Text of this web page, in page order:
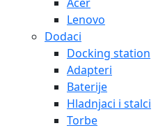
Lenovo
Dodaci
Docking station
Adapteri
Baterije
Hladnjaci i stalci
Torbe